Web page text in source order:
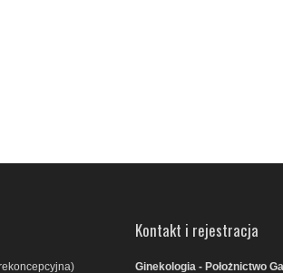
Kontakt i rejestracja
Ginekologia - Położnictwo